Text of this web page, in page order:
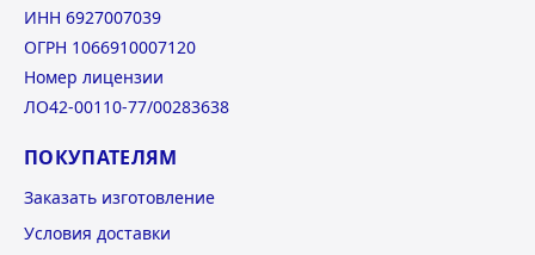
ИНН 6927007039
ОГРН 1066910007120
Номер лицензии
ЛО42-00110-77/00283638
ПОКУПАТЕЛЯМ
Заказать изготовление
Условия доставки